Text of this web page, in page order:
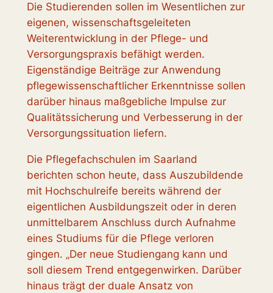
Die Studierenden sollen im Wesentlichen zur
eigenen, wissenschaftsgeleiteten
Weiterentwicklung in der Pflege- und
Versorgungspraxis befähigt werden.
Eigenständige Beiträge zur Anwendung
pflegewissenschaftlicher Erkenntnisse sollen
darüber hinaus maßgebliche Impulse zur
Qualitätssicherung und Verbesserung in der
Versorgungssituation liefern.
Die Pflegefachschulen im Saarland
berichten schon heute, dass Auszubildende
mit Hochschulreife bereits während der
eigentlichen Ausbildungszeit oder in deren
unmittelbarem Anschluss durch Aufnahme
eines Studiums für die Pflege verloren
gingen. „Der neue Studiengang kann und
soll diesem Trend entgegenwirken. Darüber
hinaus trägt der duale Ansatz von